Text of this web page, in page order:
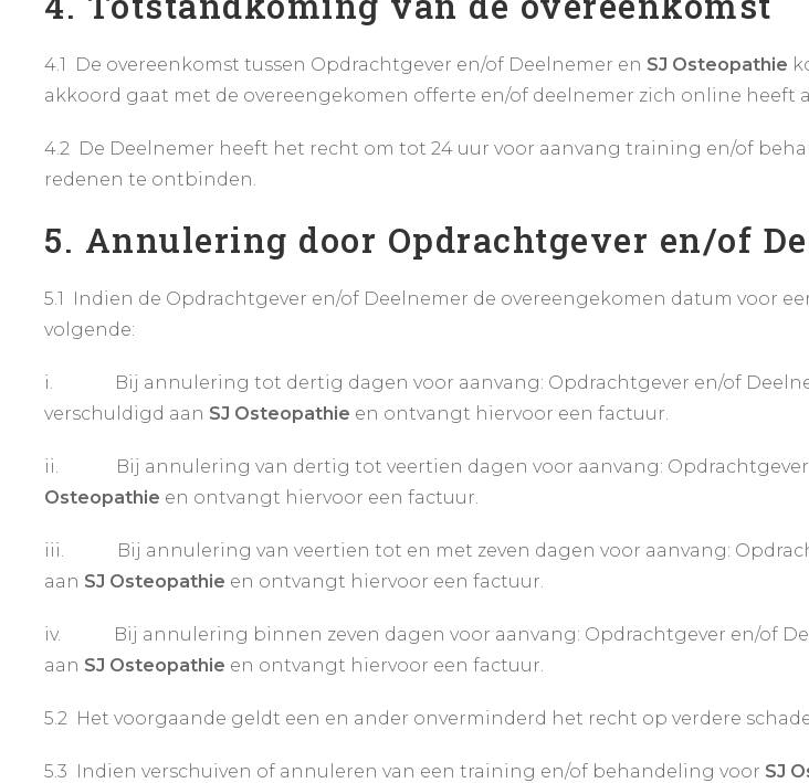
4.1 De overeenkomst tussen Opdrachtgever en/of Deelnemer en SJ Osteopathie
akkoord gaat met de overeengekomen offerte en/of deelnemer zich online heeft
4.2 De Deelnemer heeft het recht om tot 24 uur voor aanvang training en/of
redenen te ontbinden.
5. Annulering door Opdrachtgever en/of
5.1 Indien de Opdrachtgever en/of Deelnemer de overeengekomen datum voor
volgende:
i. Bij annulering tot dertig dagen voor aanvang: Opdrachtgever en/of
verschuldigd aan SJ Osteopathie en ontvangt hiervoor een factuur.
ii. Bij annulering van dertig tot veertien dagen voor aanvang: Opdrachtgever
Osteopathie en ontvangt hiervoor een factuur.
iii. Bij annulering van veertien tot en met zeven dagen voor aanvang:
aan SJ Osteopathie en ontvangt hiervoor een factuur.
iv. Bij annulering binnen zeven dagen voor aanvang: Opdrachtgever en/of
aan SJ Osteopathie en ontvangt hiervoor een factuur.
5.2 Het voorgaande geldt een en ander onverminderd het recht op verdere
5.3 Indien verschuiven of annuleren van een training en/of behandeling voor SJ